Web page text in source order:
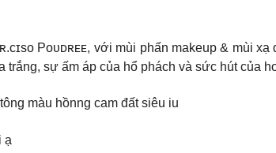
Pᴏᴜᴅʀᴇᴇ, với mùi phấn makeup & mùi
trắng, sự ấm áp của hổ phách và sức hút của
màu hồnng cam đất siêu iu
ạ